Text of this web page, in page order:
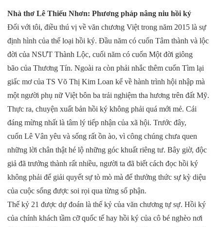
Nhà thơ Lê Thiếu Nhơn: Phương pháp nâng niu hồi ký
Đối với tôi, điều thú vị về văn chương Việt trong năm 2015 là sự
định hình của thể loại hồi ký. Đầu năm có cuốn Tâm thành và lộc
đời của NSƯT Thành Lộc, cuối năm có cuốn Một đời giông
bão của Thương Tín. Ngoài ra còn phải nhắc thêm cuốn Tìm lại
giấc mơ của TS Võ Thị Kim Loan kể về hành trình hội nhập mà
một người phụ nữ Việt bôn ba trải nghiệm tha hương trên đất Mỹ.
Thực ra, chuyện xuất bản hồi ký không phải quá mới mẻ. Cái
đáng mừng nhất là tâm lý tiếp nhận của xã hội. Trước đây,
cuốn Lê Vân yêu và sống rất ồn ào, vì công chúng chưa quen
những lời chân thật hé lộ những góc khuất riêng tư. Bây giờ, độc
giả đã trưởng thành rất nhiều, người ta đã biết cách đọc hồi ký
không phải để giải quyết sự tò mò mà để thưởng thức sự kỳ diệu
của cuộc sống được soi rọi qua từng số phận.
Thế kỷ 21 được dự đoán là thế kỷ của văn chương tự sự. Hồi ký
của chính khách tầm cỡ quốc tế hay hồi ký của cô bé nghèo nơi